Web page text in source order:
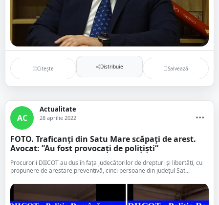
Citește Distribuie Salvează
AC
Actualitate
28 aprilie 2022
FOTO. Traficanți din Satu Mare scăpați de arest.
Avocat: ”Au fost provocați de polițiști”
Procurorii DIICOT au dus în fața judecătorilor de drepturi și libertăți, cu
propunere de arestare preventivă, cinci persoane din județul Sat...